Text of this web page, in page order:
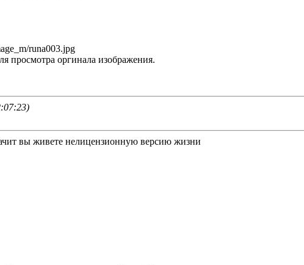
просмотра оргинала изображения.
вы живете нелицензионную версию жизни